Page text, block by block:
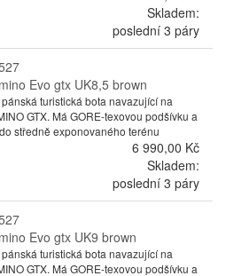
Skladem:
poslední 3 páry
Evo gtx UK8,5 brown
turistická bota navazující na
GTX. Má GORE-texovou podšívku a
středně exponovaného terénu
6 990,00 Kč
Skladem:
poslední 3 páry
Evo gtx UK9 brown
turistická bota navazující na
GTX. Má GORE-texovou podšívku a